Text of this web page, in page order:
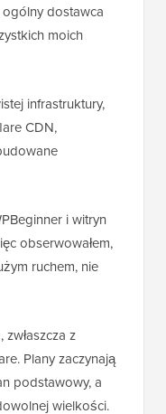
ogólny dostawca
moich
infrastruktury,
CDN,
i witryn
obserwowałem,
ruchem, nie
zwłaszcza z
Plany zaczynają
podstawowy, a
wielkości.